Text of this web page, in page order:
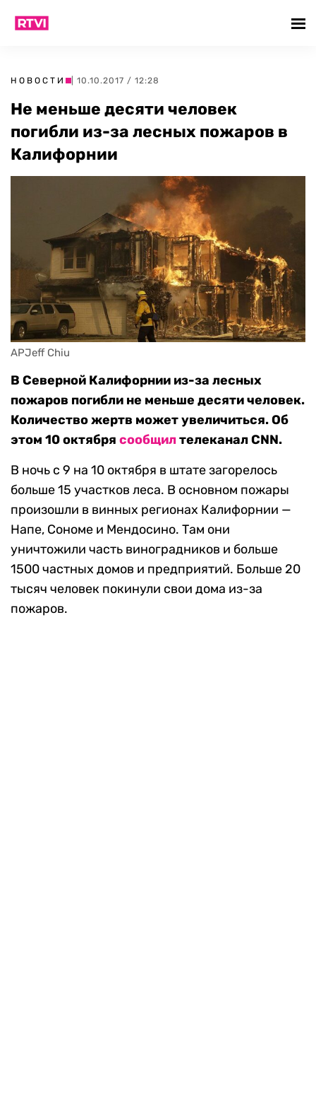
НОВОСТИ | 10.10.2017 / 12:28
Не меньше десяти человек
погибли из-за лесных пожаров в
Калифорнии
APJeff Chiu
В Северной Калифорнии из-за лесных
пожаров погибли не меньше десяти человек.
Количество жертв может увеличиться. Об
этом 10 октября сообщилтелеканал CNN.
В ночь с 9 на 10 октября в штате загорелось
больше 15 участков леса. В основном пожары
произошли в винных регионах Калифорнии —
Напе, Сономе и Мендосино. Там они
уничтожили часть виноградников и больше
1500 частных домов и предприятий. Больше 20
тысяч человек покинули свои дома из-за
пожаров.